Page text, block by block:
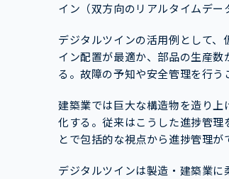
イン（双方向のリアルタイムデー
デジタルツインの活用例として
イン配置が最適か、部品の生産
る。故障の予知や安全管理を行う
建築業では巨大な構造物を造り
化する。従来はこうした進捗管
とで包括的な視点から進捗管理が
デジタルツインは製造・建築業